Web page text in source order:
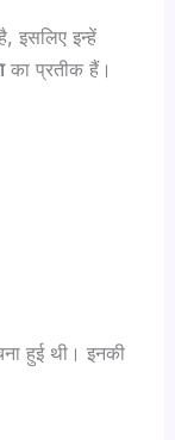
इसलिए इन्हें
का प्रतीक हैं।
हुई थी। इनकी